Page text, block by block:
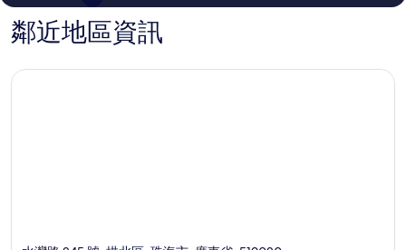
鄰近地區資訊